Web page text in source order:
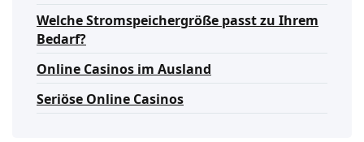
Welche Stromspeichergröße passt zu Ihrem
Bedarf?
Online Casinos im Ausland
Seriöse Online Casinos